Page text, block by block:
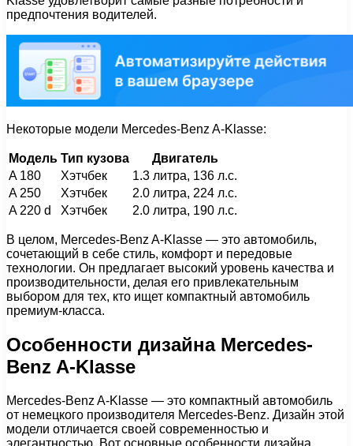
предпочтения водителей.
Некоторые модели Mercedes-Benz A-Klasse:
Модель Тип кузова
Двигатель
A 180
Хэтчбек
1.3 литра, 136 л.с.
A 250
Хэтчбек
2.0 литра, 224 л.с.
A 220 d
Хэтчбек 2.0 литра, 190 л.с.
В целом, Mercedes-Benz A-Klasse — это автомобиль,
сочетающий в себе стиль, комфорт и передовые
технологии. Он предлагает высокий уровень качества и
производительности, делая его привлекательным
выбором для тех, кто ищет компактный автомобиль
премиум-класса.
Особенности дизайна Mercedes-
Benz A-Klasse
Mercedes-Benz A-Klasse — это компактный автомобиль
от немецкого производителя Mercedes-Benz. Дизайн этой
модели отличается своей современностью и
элегантностью. Вот основные особенности дизайна